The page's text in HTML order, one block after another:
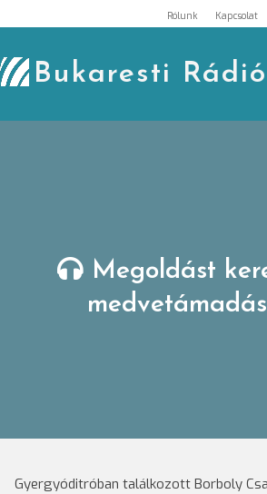
to
content
Rólunk Kapcsolat
Bukaresti Rádió
Megoldást
Gyergyóditróban találkozott Borboly